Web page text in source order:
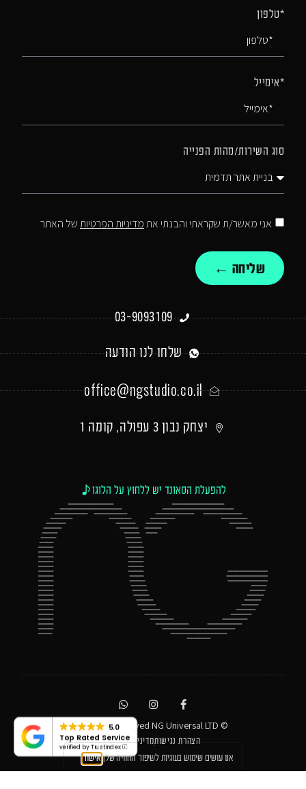
*טלפון
*אימייל
סוג השירות/מהות הפנייה
אני מאשר/ת שקראתי והבנתי אתמדיניות הפרטיותשל האתר
שליחה ←
03-9093109
שלחו לנו הודעה
office@ngstudio.co.il
יצחק נבון 3 עפולה, קומה 1
להפעלת הסאונד יש ללחוץ על הלוגו
© All rights reserved NG Universal LTD
הצהרת נגישותמדיניות פרטיות
5.0
Top Rated Service
verified by Trustindex
אנו עושים שימוש בעוגיות לשיפור החוויה שלך אישור